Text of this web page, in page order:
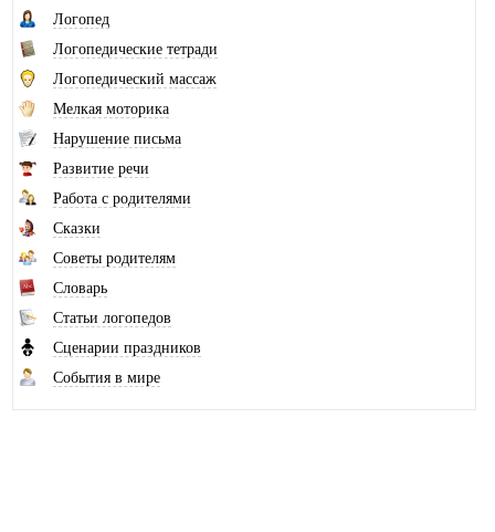
Логопед
Логопедические тетради
Логопедический массаж
Мелкая моторика
Нарушение письма
Развитие речи
Работа с родителями
Сказки
Советы родителям
Словарь
Статьи логопедов
Сценарии праздников
События в мире